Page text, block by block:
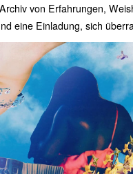
von Erfahrungen,
eine Einladung, sich